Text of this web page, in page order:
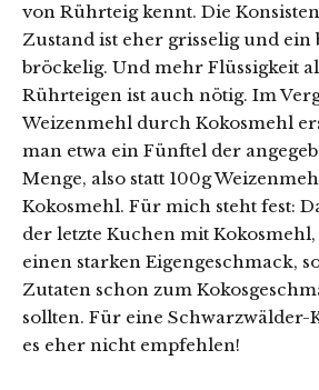
von Rührteig kennt. Die
Zustand ist eher grisselig und ein
bröckelig. Und mehr Flüssigkeit
Rührteigen ist auch nötig. Im
Weizenmehl durch Kokosmehl
man etwa ein Fünftel der
Menge, also statt 100g
Kokosmehl. Für mich steht fest:
der letzte Kuchen mit
einen starken Eigengeschmack,
Zutaten schon zum
sollten. Für eine
es eher nicht empfehlen!